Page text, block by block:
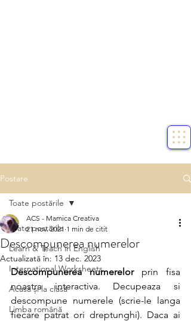
Postare
Toate postările
Learn & Teach in English
International Worksheets
Acasă și la clasă
Limba română
Toate postările
Descompunerea numerelor
ACS - Mamica Creativa
21 nov. 2021 1 min de citit
Actualizată în: 13 dec. 2023
Descompunerea numerelor prin fisa
noastra interactiva. Decupeaza si
descompune numerele (scrie-le langa
fiecare patrat ori dreptunghi). Daca ai